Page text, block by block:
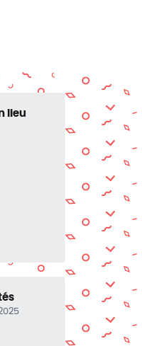
lieu